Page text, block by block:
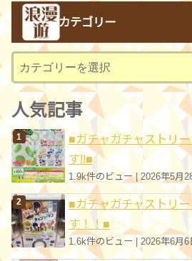
カ
ブ
カテゴリー
カ
テ
ゴ
リ
ー
人気記事
■ガチャガチャストリ
す!!■
1.9k件のビュー| 2026年5月
■ガチャガチャストリ
す！！■
1.6k件のビュー| 2026年6月